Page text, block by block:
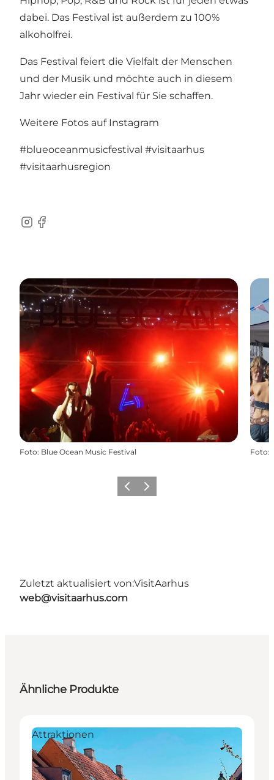
dabei. Das Festival ist außerdem zu 100%
alkoholfrei.
Das Festival feiert die Vielfalt der Menschen
und der Musik und möchte auch in diesem
Jahr wieder ein Festival für Sie schaffen.
Weitere Fotos auf Instagram
#blueoceanmusicfestival #visitaarhus
#visitaarhusregion
Instagram
Facebook
Foto: Blue Ocean Music Festival Foto:
ZurückWeiter
Zuletzt aktualisiert von:VisitAarhus
web@visitaarhus.com
Ähnliche Produkte
Attraktionen